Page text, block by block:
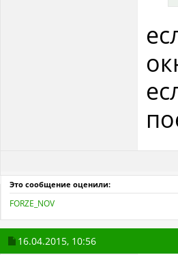
Это сообщение оценили:
FORZE_NOV
16.04.2015, 10:56